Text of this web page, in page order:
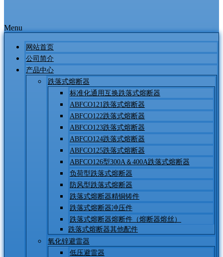
Menu
网站首页
公司简介
产品中心
跌落式熔断器
标准化通用互换跌落式熔断器
ABFCO121跌落式熔断器
ABFCO122跌落式熔断器
ABFCO123跌落式熔断器
ABFCO124跌落式熔断器
ABFCO125跌落式熔断器
ABFCO126型300A＆400A跌落式熔断器
负荷型跌落式熔断器
防风型跌落式熔断器
跌落式熔断器精铜铸件
跌落式熔断器冲压件
跌落式熔断器熔断件（熔断器熔丝）
跌落式熔断器其他配件
氧化锌避雷器
低压避雷器